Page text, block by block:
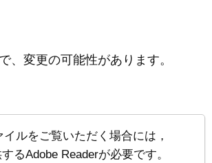
、変更の可能性があります。
ルをご覧いただく場合には，
るAdobe Readerが必要です。